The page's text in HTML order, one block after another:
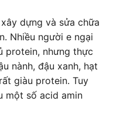
dựng và sửa chữa
Nhiều người e ngại
protein, nhưng thực
nành, đậu xanh, hạt
giàu protein. Tuy
một số acid amin